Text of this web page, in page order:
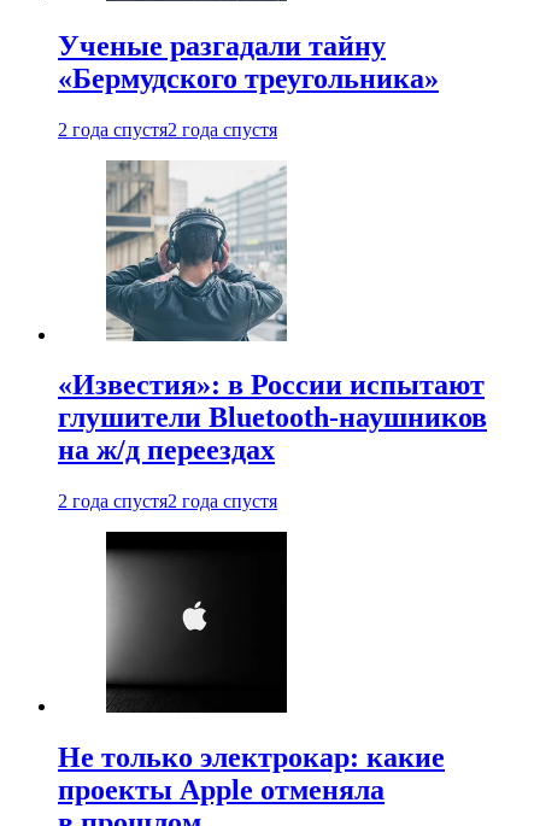
Ученые разгадали тайну
«Бермудского треугольника»
2 года спустя2 года спустя
«Известия»: в России испытают
глушители Bluetooth-наушников
на ж/д переездах
2 года спустя2 года спустя
Не только электрокар: какие
проекты Apple отменяла